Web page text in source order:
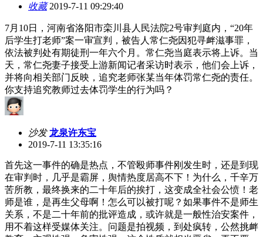
收藏2019-7-11 09:29:40
7月10日，河南省洛阳市栾川县人民法院2号审判庭内，“20年
后学生打老师”案一审宣判，被告人常仁尧因犯寻衅滋事罪，
依法被判处有期徒刑一年六个月。常仁尧当庭表示将上诉。当
天，常仁尧妻子接受上游新闻记者采访时表示，他们会上诉，
并将向相关部门反映，追究老师张某当年体罚常仁尧的责任。
你支持追究教师过去体罚学生的行为吗？
沙发 龙泉许东宝
2019-7-11 13:35:16
首先这一事件的确是热点，不管殴师事件刚发生时，还是到现
在审判时，几乎是霸屏，舆情热度居高不下！为什么，千辛万
苦所教，最终换来的二十年后的挨打，这变成全社会公愤！老
师是谁，是再生父母啊！怎么可以被打呢？如果事件不是师生
关系，不是二十年前的批评造成，或许就是一般性治安案件，
用不着这样受媒体关注。问题是拍视频，到处疯转，公然挑衅